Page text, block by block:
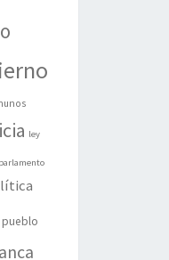
ley
parlamento
pueblo